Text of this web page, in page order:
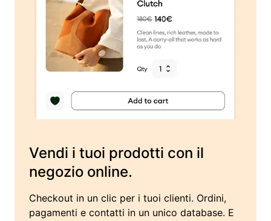
Vendi i tuoi prodotti con il
negozio online.
Checkout in un clic per i tuoi clienti. Ordini,
pagamenti e contatti in un unico database. E